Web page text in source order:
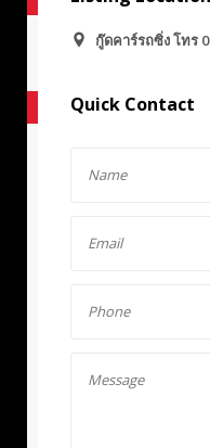
กู๊ดคาร์รถซิ่ง โทร
Quick Contact